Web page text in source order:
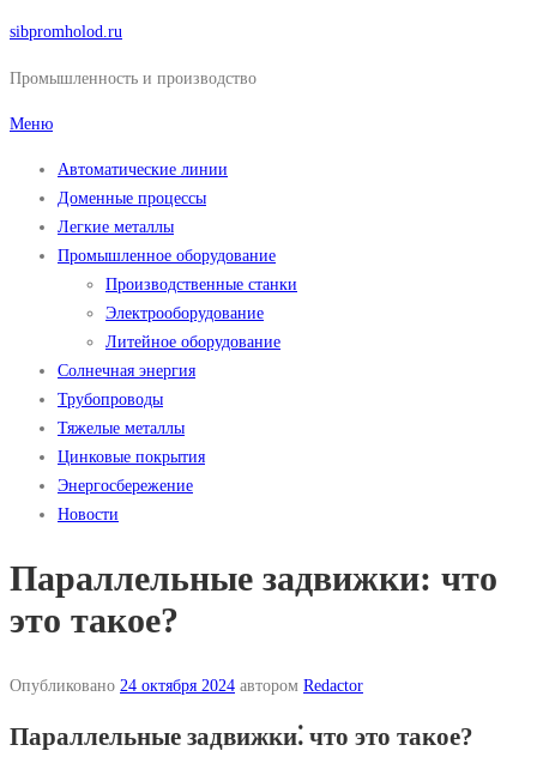
Перейти
содержимому
sibpromholod.ru
Промышленность и производство
Меню
Автоматические линии
Доменные процессы
Легкие металлы
Промышленное оборудование
Производственные станки
Электрооборудование
Литейное оборудование
Солнечная энергия
Трубопроводы
Тяжелые металлы
Цинковые покрытия
Энергосбережение
Новости
Параллельные задвижки: что
это такое?
Опубликовано 24 октября 2024 автором Redactor
Параллельные задвижки⁚ что это такое?